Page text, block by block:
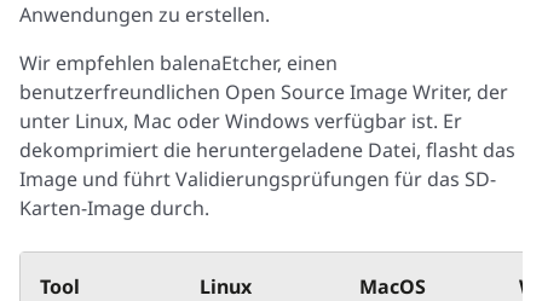
Anwendungen zu erstellen.
Wir empfehlen balenaEtcher, einen
benutzerfreundlichen Open Source Image Writer, der
unter Linux, Mac oder Windows verfügbar ist. Er
dekomprimiert die heruntergeladene Datei, flasht das
Image und führt Validierungsprüfungen für das SD-
Karten-Image durch.
Tool Linux MacOS